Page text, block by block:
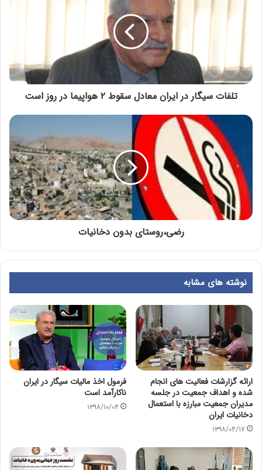
تلفات سیگار در ایران معادل سقوط ۲ هواپیما در روز است
رضی،روستای بدون دخانیات
نوشته های مشابه
ارائه گزارشات فعالیت های انجام
شده و اهداف جمعیت در جلسه
مدیران جمعیت مبارزه با استعمال
دخانیات ایران
۱۳۹۸/۰۴/۱۷
فرمول اخذ مالیات سیگار در ایران
ناکارآمد است
۱۳۹۸/۱۰/۰۴